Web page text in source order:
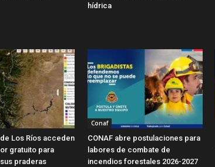
hídrica
Los Ríos acceden
gratuito para
praderas
Conaf
CONAF abre postulaciones para
labores de combate de
incendios forestales 2026-2027